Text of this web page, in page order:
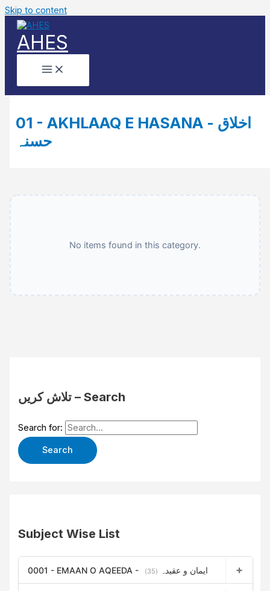
Skip to content
AHES
01 - AKHLAAQ E HASANA - اخلاق
حسنہ
No items found in this category.
تلاش کریں – Search
Search for:
Subject Wise List
0001 - EMAAN O AQEEDA - ایمان و عقیدہ (35)